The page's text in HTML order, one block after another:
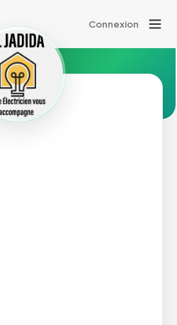
Connexion